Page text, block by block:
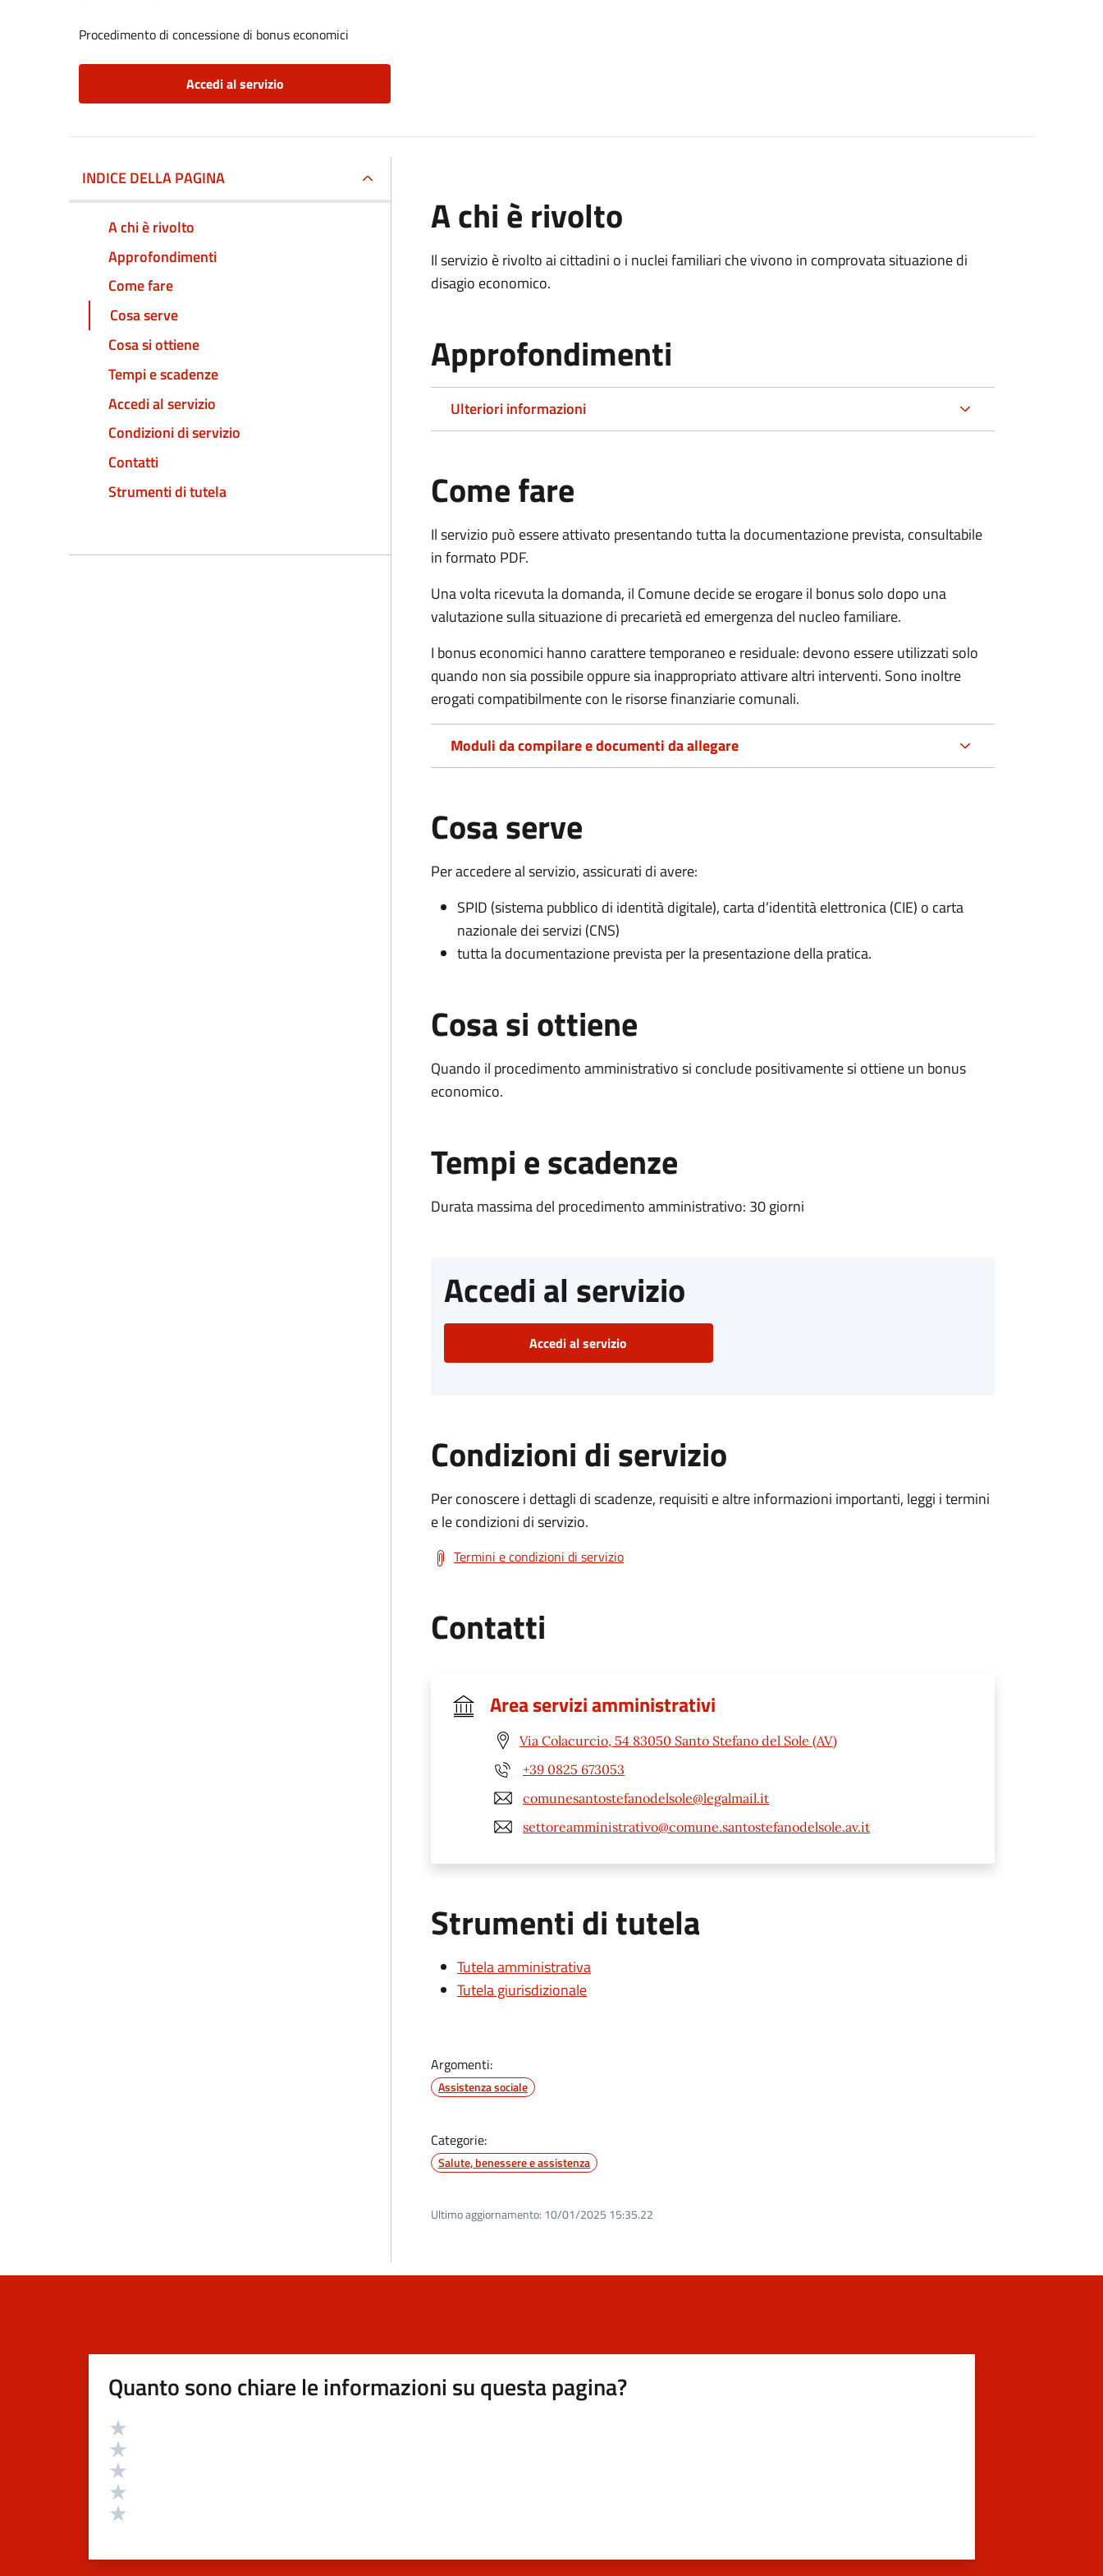
Procedimento di concessione di bonus economici
Accedi al servizio
INDICE DELLA PAGINA
A chi è rivolto
Approfondimenti
Come fare
Cosa serve
Cosa si ottiene
Tempi e scadenze
Accedi al servizio
Condizioni di servizio
Contatti
Strumenti di tutela
A chi è rivolto
Il servizio è rivolto ai cittadini o i nuclei familiari che vivono in comprovata situazione di
disagio economico.
Approfondimenti
Ulteriori informazioni
Come fare
Il servizio può essere attivato presentando tutta la documentazione prevista, consultabile
in formato PDF.
Una volta ricevuta la domanda, il Comune decide se erogare il bonus solo dopo una
valutazione sulla situazione di precarietà ed emergenza del nucleo familiare.
I bonus economici hanno carattere temporaneo e residuale: devono essere utilizzati solo
quando non sia possibile oppure sia inappropriato attivare altri interventi. Sono inoltre
erogati compatibilmente con le risorse finanziarie comunali.
Moduli da compilare e documenti da allegare
Cosa serve
Per accedere al servizio, assicurati di avere:
SPID (sistema pubblico di identità digitale), carta d’identità elettronica (CIE) o carta
nazionale dei servizi (CNS)
tutta la documentazione prevista per la presentazione della pratica.
Cosa si ottiene
Quando il procedimento amministrativo si conclude positivamente si ottiene un bonus
economico.
Tempi e scadenze
Durata massima del procedimento amministrativo: 30 giorni
Accedi al servizio
Accedi al servizio
Condizioni di servizio
Per conoscere i dettagli di scadenze, requisiti e altre informazioni importanti, leggi i termini
e le condizioni di servizio.
Termini e condizioni di servizio
Contatti
Area servizi amministrativi
Via Colacurcio, 54 83050 Santo Stefano del Sole (AV)
+39 0825 673053
comunesantostefanodelsole@legalmail.it
settoreamministrativo@comune.santostefanodelsole.av.it
Strumenti di tutela
Tutela amministrativa
Tutela giurisdizionale
Argomenti:
Assistenza sociale
Categorie:
Salute, benessere e assistenza
Ultimo aggiornamento: 10/01/2025 15:35.22
Quanto sono chiare le informazioni su questa pagina?
Valutazione